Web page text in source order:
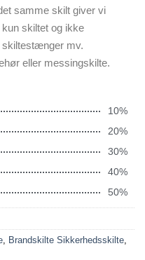
samme skilt giver vi
skiltet og ikke
mv.
eller messingskilte.
10%
20%
30%
40%
50%
Brandskilte Sikkerhedsskilte